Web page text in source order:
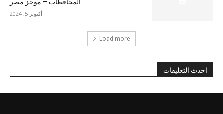
المحافظات – موجز مصر
أكتوبر 5, 2024
Load more
احدث التعليقات